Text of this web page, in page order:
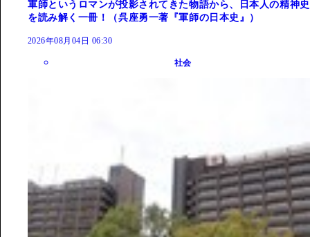
軍師というロマンが投影されてきた物語から、日本人の精神史
を読み解く一冊！（呉座勇一著『軍師の日本史』）
2026年08月04日 06:30
社会